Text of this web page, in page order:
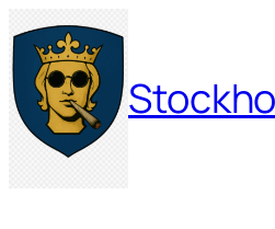
Hoppa
till
innehåll